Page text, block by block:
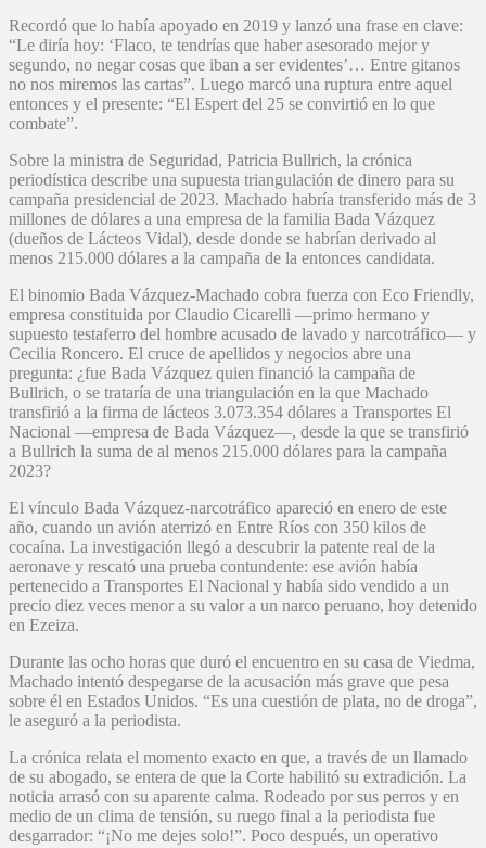
Recordó que lo había apoyado en 2019 y lanzó una frase en clave:
“Le diría hoy: ‘Flaco, te tendrías que haber asesorado mejor y
segundo, no negar cosas que iban a ser evidentes’… Entre gitanos
no nos miremos las cartas”. Luego marcó una ruptura entre aquel
entonces y el presente: “El Espert del 25 se convirtió en lo que
combate”.
Sobre la ministra de Seguridad, Patricia Bullrich, la crónica
periodística describe una supuesta triangulación de dinero para su
campaña presidencial de 2023. Machado habría transferido más de 3
millones de dólares a una empresa de la familia Bada Vázquez
(dueños de Lácteos Vidal), desde donde se habrían derivado al
menos 215.000 dólares a la campaña de la entonces candidata.
El binomio Bada Vázquez-Machado cobra fuerza con Eco Friendly,
empresa constituida por Claudio Cicarelli —primo hermano y
supuesto testaferro del hombre acusado de lavado y narcotráfico— y
Cecilia Roncero. El cruce de apellidos y negocios abre una
pregunta: ¿fue Bada Vázquez quien financió la campaña de
Bullrich, o se trataría de una triangulación en la que Machado
transfirió a la firma de lácteos 3.073.354 dólares a Transportes El
Nacional —empresa de Bada Vázquez—, desde la que se transfirió
a Bullrich la suma de al menos 215.000 dólares para la campaña
2023?
El vínculo Bada Vázquez-narcotráfico apareció en enero de este
año, cuando un avión aterrizó en Entre Ríos con 350 kilos de
cocaína. La investigación llegó a descubrir la patente real de la
aeronave y rescató una prueba contundente: ese avión había
pertenecido a Transportes El Nacional y había sido vendido a un
precio diez veces menor a su valor a un narco peruano, hoy detenido
en Ezeiza.
Durante las ocho horas que duró el encuentro en su casa de Viedma,
Machado intentó despegarse de la acusación más grave que pesa
sobre él en Estados Unidos. “Es una cuestión de plata, no de droga”,
le aseguró a la periodista.
La crónica relata el momento exacto en que, a través de un llamado
de su abogado, se entera de que la Corte habilitó su extradición. La
noticia arrasó con su aparente calma. Rodeado por sus perros y en
medio de un clima de tensión, su ruego final a la periodista fue
desgarrador: “¡No me dejes solo!”. Poco después, un operativo